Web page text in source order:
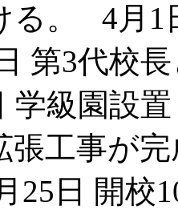
る。 4月1
第3代校
学級園設
張工事が
25日 開校